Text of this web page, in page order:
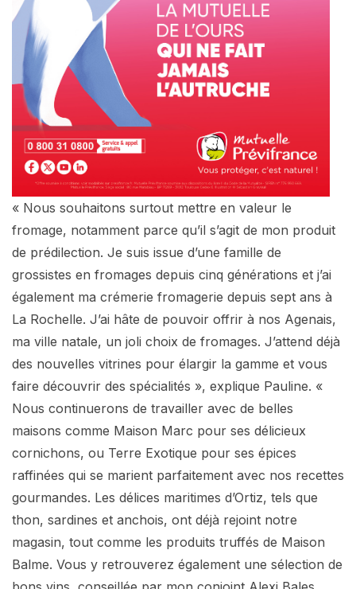
« Nous souhaitons surtout mettre en valeur le
fromage, notamment parce qu’il s’agit de mon produit
de prédilection. Je suis issue d’une famille de
grossistes en fromages depuis cinq générations et j’ai
également ma crémerie fromagerie depuis sept ans à
La Rochelle. J’ai hâte de pouvoir offrir à nos Agenais,
ma ville natale, un joli choix de fromages. J’attend déjà
des nouvelles vitrines pour élargir la gamme et vous
faire découvrir des spécialités », explique Pauline. «
Nous continuerons de travailler avec de belles
maisons comme Maison Marc pour ses délicieux
cornichons, ou Terre Exotique pour ses épices
raffinées qui se marient parfaitement avec nos recettes
gourmandes. Les délices maritimes d’Ortiz, tels que
thon, sardines et anchois, ont déjà rejoint notre
magasin, tout comme les produits truffés de Maison
Balme. Vous y retrouverez également une sélection de